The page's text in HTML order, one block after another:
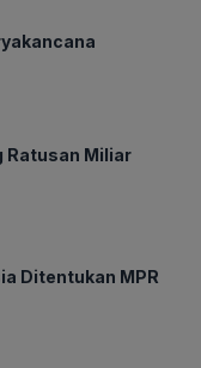
Ratusan Miliar
Ditentukan MPR